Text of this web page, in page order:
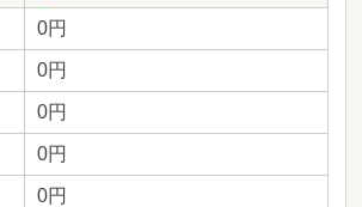
0円
0円
0円
0円
0円